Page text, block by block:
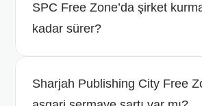
SPC Free Zone’da şirket
kadar sürer?
Sharjah Publishing City Free